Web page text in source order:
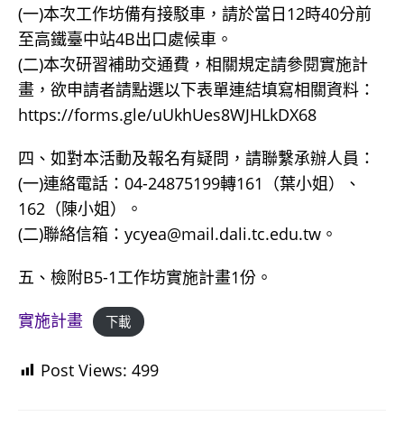
(一)本次工作坊備有接駁車，請於當日12時40分前
至高鐵臺中站4B出口處候車。
(二)本次研習補助交通費，相關規定請參閱實施計
畫，欲申請者請點選以下表單連結填寫相關資料：
https://forms.gle/uUkhUes8WJHLkDX68
四、如對本活動及報名有疑問，請聯繫承辦人員：
(一)連絡電話：04-24875199轉161（葉小姐）、
162（陳小姐）。
(二)聯絡信箱：ycyea@mail.dali.tc.edu.tw。
五、檢附B5-1工作坊實施計畫1份。
實施計畫
下載
Post Views: 499